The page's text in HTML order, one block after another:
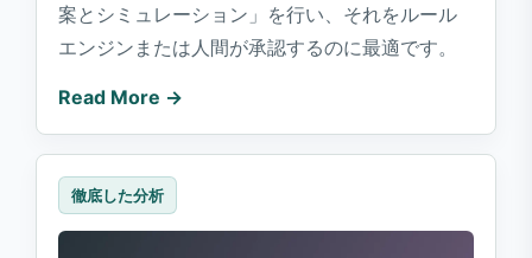
案とシミュレーション」を行い、それをルール
エンジンまたは人間が承認するのに最適です。
Read More →
徹底した分析